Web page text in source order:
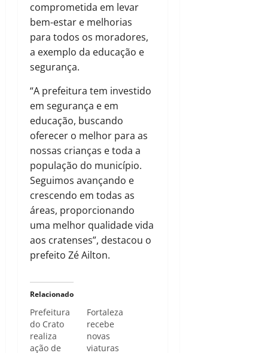
comprometida em levar
bem-estar e melhorias
para todos os moradores,
a exemplo da educação e
segurança.
“A prefeitura tem investido
em segurança e em
educação, buscando
oferecer o melhor para as
nossas crianças e toda a
população do município.
Seguimos avançando e
crescendo em todas as
áreas, proporcionando
uma melhor qualidade vida
aos cratenses”, destacou o
prefeito Zé Ailton.
Relacionado
Prefeitura
do Crato
realiza
ação de
Fortaleza
recebe
novas
viaturas